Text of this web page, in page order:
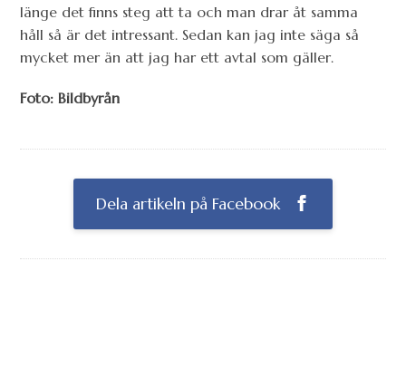
länge det finns steg att ta och man drar åt samma
håll så är det intressant. Sedan kan jag inte säga så
mycket mer än att jag har ett avtal som gäller.
Foto: Bildbyrån
Dela artikeln på Facebook